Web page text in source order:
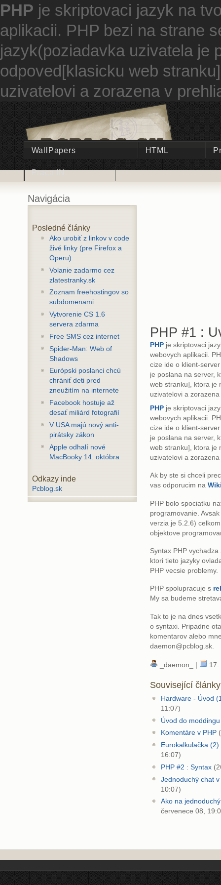
PHP je skriptovaci jazyk na
aplikacii. PHP bezi na strane
jazyk(poziadavka uzivatela je
odpoved[klasicku web
uzivatelovi a zorazena v
WallPapers HTML
Praca IN
Navigácia
Posledné články
Ako urobiť z linkov v code
živé linky (pre Firefox a
Operu)
Volanie zadarmo cez
zlatestranky.sk
Zoznam freehostingov so
subdomenami
Vytvorenie CS 1.6
servera zdarma
Free SMS cez internet
Spider-Man: Web of
Shadows
Európski poslanci chcú
chrániť deti pred
zneužitím na internete
Facebook hostuje až
desať miliárd fotografií
V USA majú nový anti-
pirátsky zákon
Apple odhalí nové
MacBooky 14. októbra
Odkazy inde
Pcblog.sk
PHP #1 :
PHP je skriptovaci
webovych aplikacii.
cize ide o klient-
je poslana na server,
web stranku], ktora je
uzivatelovi a
PHP je skriptovaci
webovych aplikacii.
cize ide o klient-
je poslana na server,
web stranku], ktora je
uzivatelovi a
Ak by ste si chceli
vas odporucim na
PHP bolo spociatku
programovanie.
verzia je 5.2.6)
objektove
Syntax PHP
ktori tieto jazyky
PHP vecsie problemy.
PHP spolupracuje s
My sa budeme
Tak to je na dnes
o syntaxi. Pripadne
komentarov alebo
daemon@pcblog.sk.
_daemon_ | 17.
Související články
Hardware - Úvod
11:07)
Úvod do moddingu
Komentáre v PHP
Eurokalkulačka (2)
16:07)
PHP #2 : Syntax
Jednoduchý chat v
10:07)
Ako na
červenece 08,